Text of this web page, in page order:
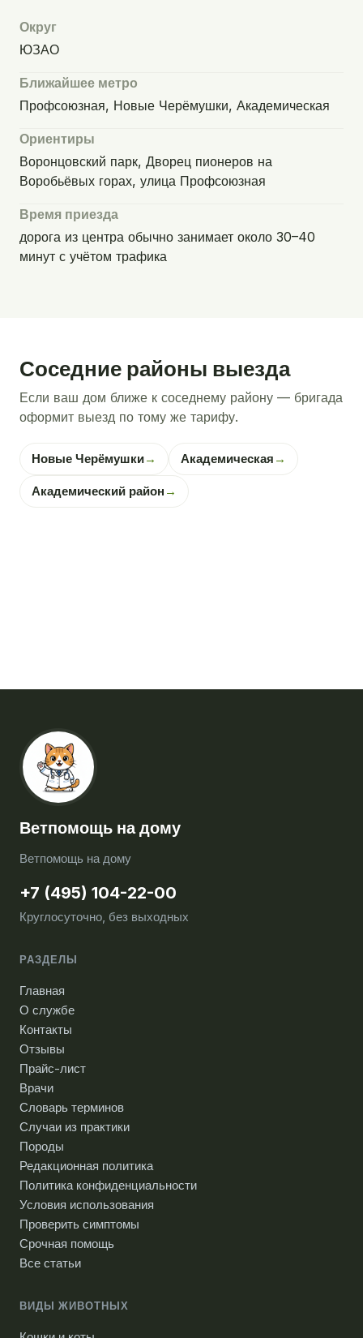
Округ
ЮЗАО
Ближайшее метро
Профсоюзная, Новые Черёмушки, Академическая
Ориентиры
Воронцовский парк, Дворец пионеров на
Воробьёвых горах, улица Профсоюзная
Время приезда
дорога из центра обычно занимает около 30–40
минут с учётом трафика
Соседние районы выезда
Если ваш дом ближе к соседнему району — бригада
оформит выезд по тому же тарифу.
Новые Черёмушки→ Академическая →
Академический район →
Ветпомощь на дому
Ветпомощь на дому
+7 (495) 104-22-00
Круглосуточно, без выходных
РАЗДЕЛЫ
Главная
О службе
Контакты
Отзывы
Прайс-лист
Врачи
Словарь терминов
Случаи из практики
Породы
Редакционная политика
Политика конфиденциальности
Условия использования
Проверить симптомы
Срочная помощь
Все статьи
ВИДЫ ЖИВОТНЫХ